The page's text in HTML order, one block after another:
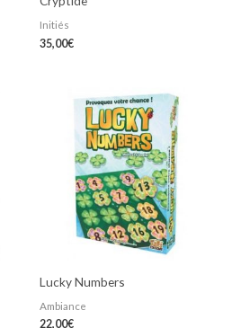
Initiés
35,00€
Lucky Numbers
Ambiance
22,00€